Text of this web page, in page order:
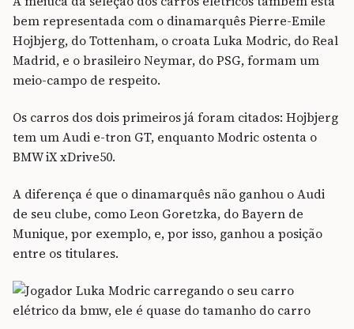
bem representada com o dinamarquês Pierre-Emile
Hojbjerg, do Tottenham, o croata Luka Modric, do Real
Madrid, e o brasileiro Neymar, do PSG, formam um
meio-campo de respeito.
Os carros dos dois primeiros já foram citados: Hojbjerg
tem um Audi e-tron GT, enquanto Modric ostenta o
BMW iX xDrive50.
A diferença é que o dinamarquês não ganhou o Audi
de seu clube, como Leon Goretzka, do Bayern de
Munique, por exemplo, e, por isso, ganhou a posição
entre os titulares.